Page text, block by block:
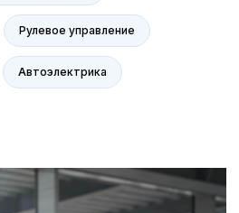
Рулевое управление
Автоэлектрика